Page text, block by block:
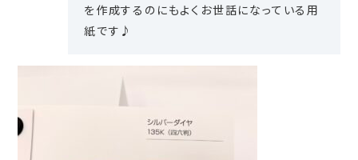
を作成するのにもよくお世話になっている用
紙です♪